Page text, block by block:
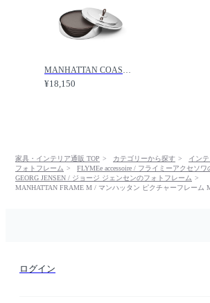
¥18,150
家具・インテリア通販 TOP カテゴリーから探す
イン
フォトフレーム
FLYMEe accessoire / フライミーアクセソ
GEORG JENSEN / ジョージ ジェンセンのフォトフレーム
MANHATTAN FRAME M / マンハッタン ピクチャーフレーム
ログイン